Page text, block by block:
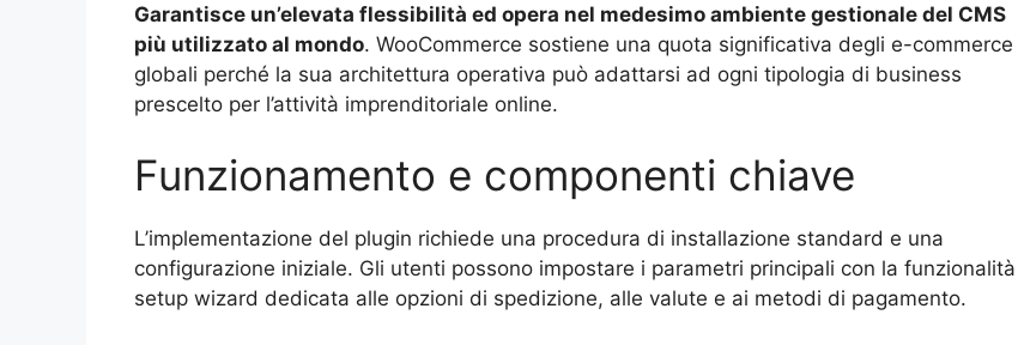
Garantisce un’elevata flessibilità ed opera nel medesimo ambiente gestionale del CMS
più utilizzato al mondo. WooCommerce sostiene una quota significativa degli e-commerce
globali perché la sua architettura operativa può adattarsi ad ogni tipologia di business
prescelto per l’attività imprenditoriale online.
Funzionamento e componenti chiave
L’implementazione del plugin richiede una procedura di installazione standard e una
configurazione iniziale. Gli utenti possono impostare i parametri principali con la funzionalità
setup wizard dedicata alle opzioni di spedizione, alle valute e ai metodi di pagamento.